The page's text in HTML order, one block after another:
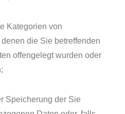
Kategorien von
die Sie betreffenden
offengelegt wurden oder
Speicherung der Sie